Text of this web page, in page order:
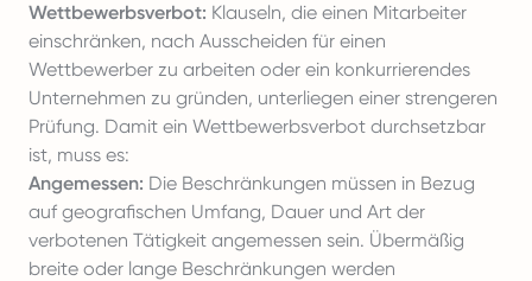
Wettbewerbsverbot: Klauseln, die einen Mitarbeiter
einschränken, nach Ausscheiden für einen
Wettbewerber zu arbeiten oder ein konkurrierendes
Unternehmen zu gründen, unterliegen einer strengeren
Prüfung. Damit ein Wettbewerbsverbot durchsetzbar
ist, muss es:
Angemessen: Die Beschränkungen müssen in Bezug
auf geografischen Umfang, Dauer und Art der
verbotenen Tätigkeit angemessen sein. Übermäßig
breite oder lange Beschränkungen werden